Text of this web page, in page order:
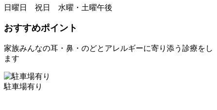
日曜日 祝日 水曜・土曜午後
おすすめポイント
家族みんなの耳・鼻・のどとアレルギーに寄り添う診療をし
ます
駐車場有り